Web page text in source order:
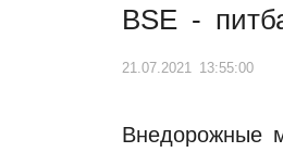
BSE -
21.07.2021 13:55:00
Внедорожные